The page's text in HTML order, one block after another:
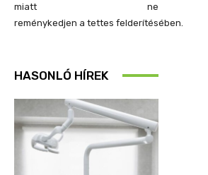
miatt ne
reménykedjen a tettes felderítésében.
HASONLÓ HÍREK